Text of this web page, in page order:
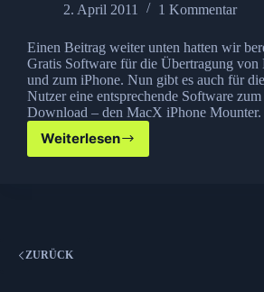
2. April 2011
1 Kommentar
Einen Beitrag weiter unten hatten wir
Gratis Software für die Übertragung von
und zum iPhone. Nun gibt es auch für
Nutzer eine entsprechende Software
Download – den MacX iPhone
Weiterlesen
MacX
ZURÜCK